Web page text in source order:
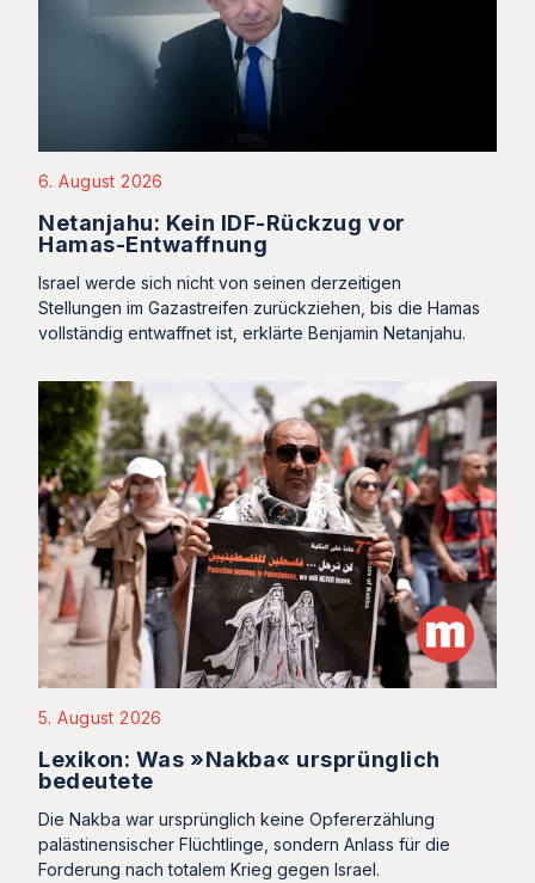
6. August 2026
Netanjahu: Kein IDF-Rückzug vor
Hamas-Entwaffnung
Israel werde sich nicht von seinen derzeitigen
Stellungen im Gazastreifen zurückziehen, bis die Hamas
vollständig entwaffnet ist, erklärte Benjamin Netanjahu.
5. August 2026
Lexikon: Was »Nakba« ursprünglich
bedeutete
Die Nakba war ursprünglich keine Opfererzählung
palästinensischer Flüchtlinge, sondern Anlass für die
Forderung nach totalem Krieg gegen Israel.